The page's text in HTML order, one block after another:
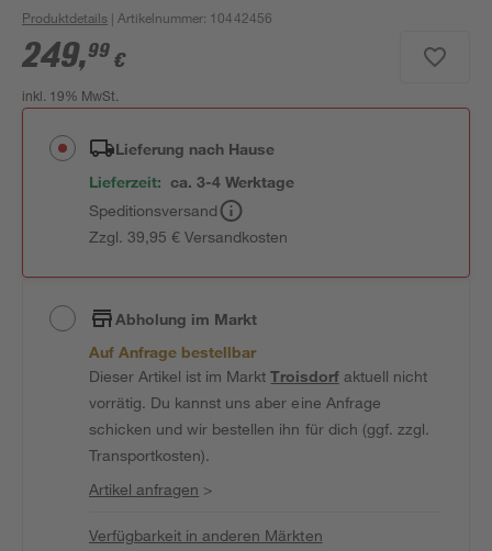
Produktdetails | Artikelnummer: 10442456
249,99 €
inkl. 19% MwSt.
Lieferung nach Hause
Lieferzeit: ca. 3-4 Werktage
Speditionsversand
Zzgl. 39,95 € Versandkosten
Abholung im Markt
Auf Anfrage bestellbar
Dieser Artikel ist im MarktTroisdorfaktuell nicht
vorrätig. Du kannst uns aber eine Anfrage
schicken und wir bestellen ihn für dich (ggf. zzgl.
Transportkosten).
Artikel anfragen >
Verfügbarkeit in anderen Märkten